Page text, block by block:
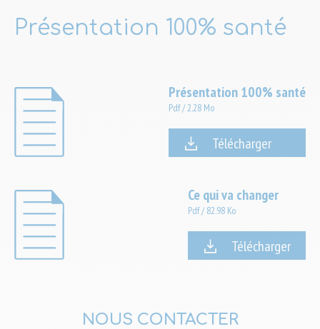
Présentation 100% santé
Présentation 100% santé
Pdf/2.28 Mo
Télécharger
Ce qui va changer
Pdf/82.98 Ko
Télécharger
NOUS CONTACTER